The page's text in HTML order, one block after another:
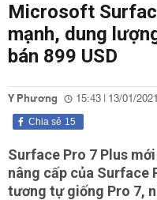
Microsoft
mạnh, dung
bán 899 USD
Y Phương 15:43 | 13/01/2021
15
Chia sẻ
Surface Pro 7 Plus
nâng cấp của Surface
tương tự giống Pro 7,